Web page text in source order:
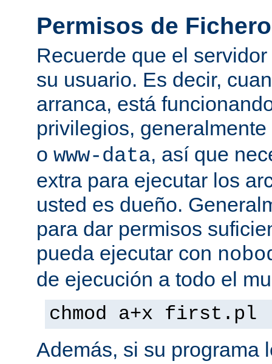
Permisos de Fichero
Recuerde que el
su usuario. Es decir,
arranca, está
privilegios,
o www-data, así que
extra para ejecutar los
usted es dueño.
para dar permisos
pueda ejecutar con
de ejecución a todo el
chmod a+x first.pl
Además, si su programa